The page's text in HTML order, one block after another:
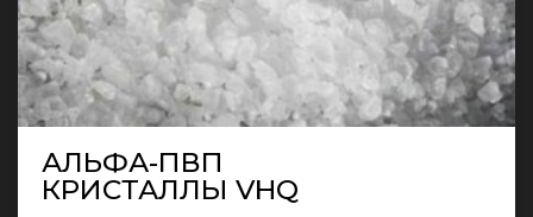
АЛЬФА-ПВП
КРИСТАЛЛЫ VHQ